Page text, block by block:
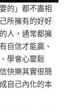
的」都不盡相
所擁有的好好
人，通常都擁
自信才能贏、
學會心靈鬆
快樂其實很簡
自己內化的本